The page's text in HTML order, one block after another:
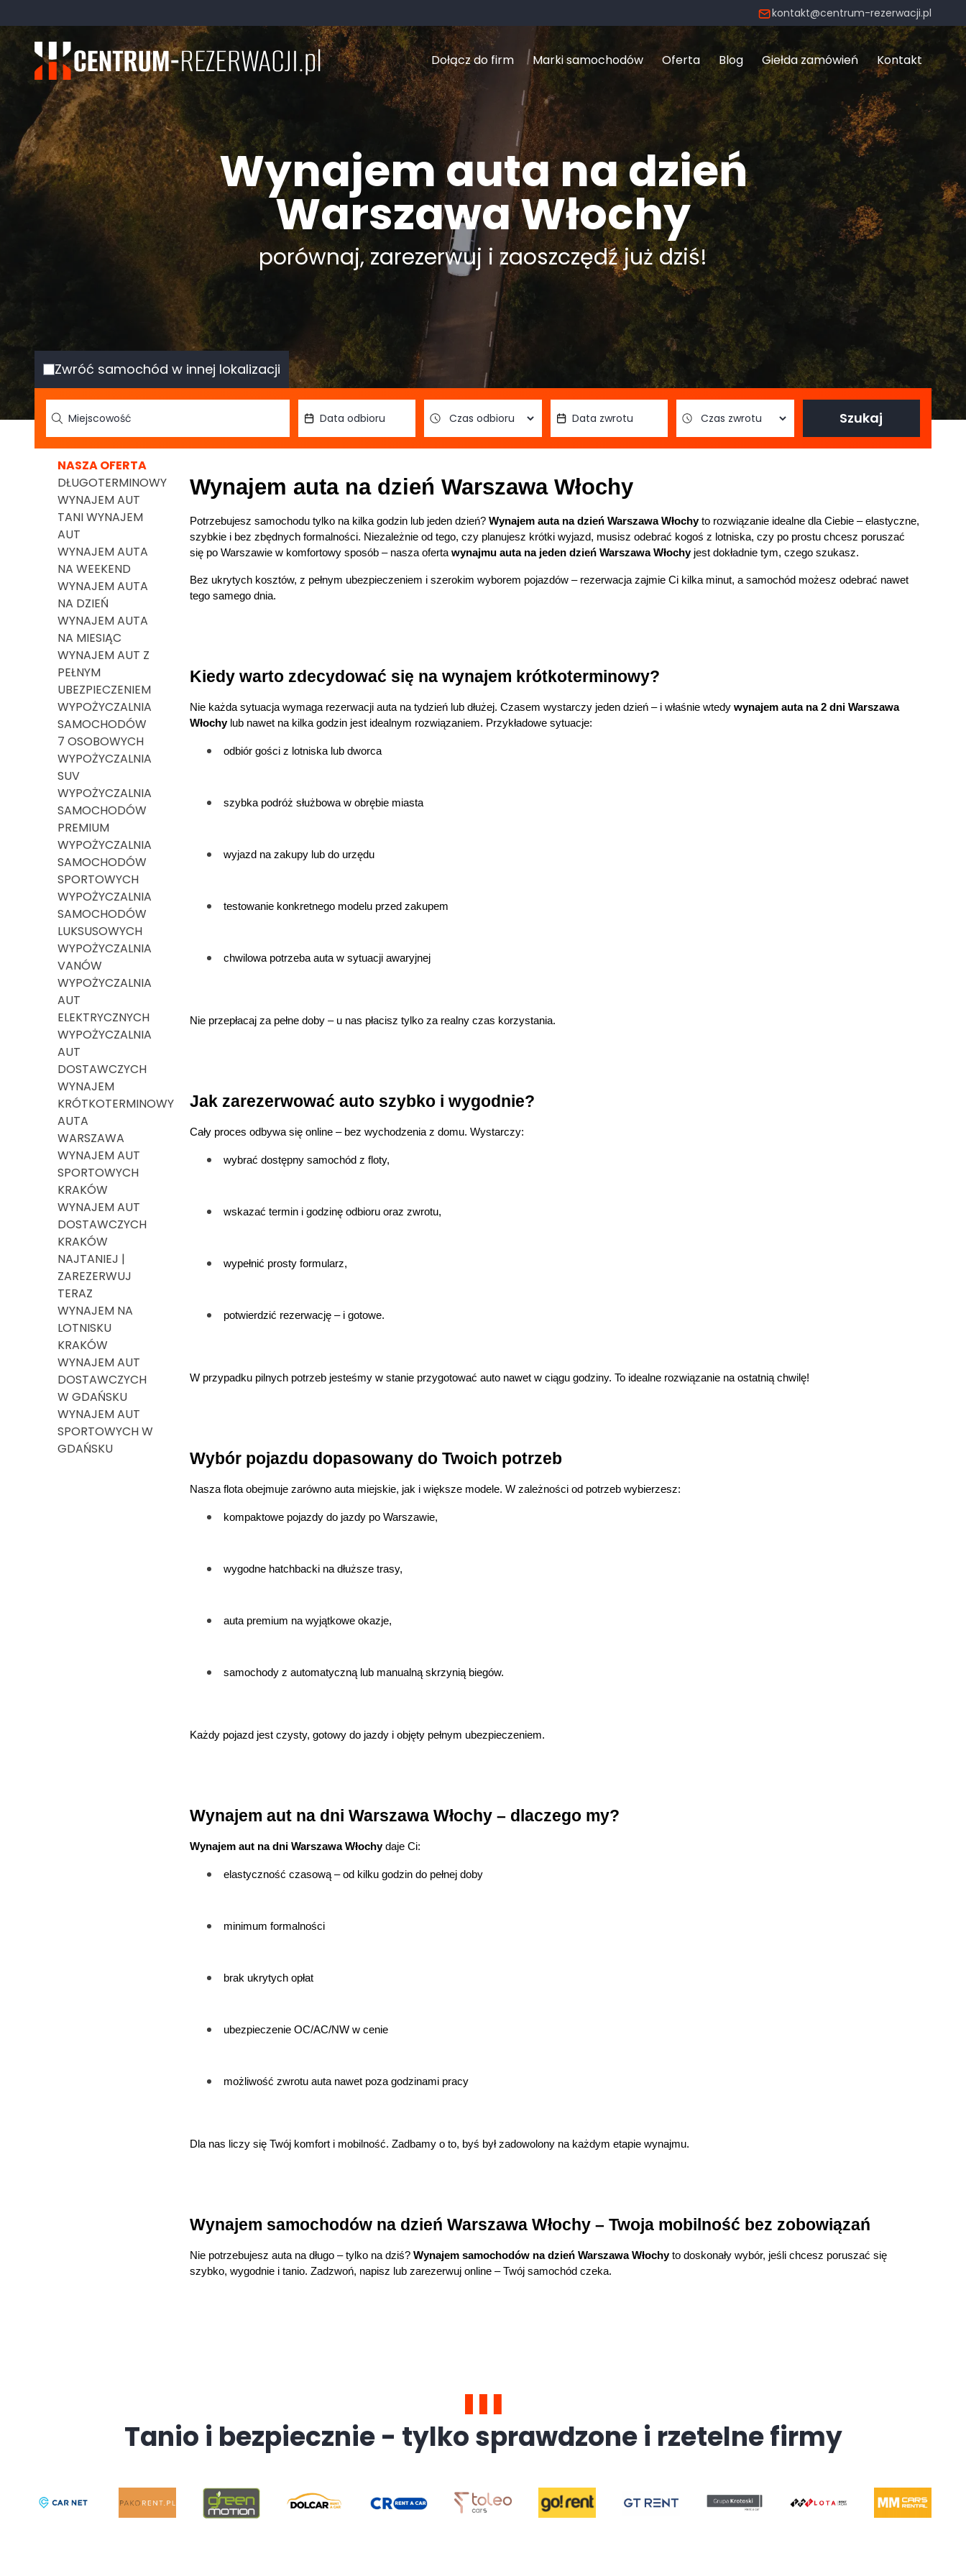
kontakt@centrum-rezerwacji.pl
Dołącz do firm Marki samochodów Oferta Blog Giełda zamówień Kontakt
Wynajem auta na dzień
Warszawa Włochy
porównaj, zarezerwuj i zaoszczędź już dziś!
Zwróć samochód w innej lokalizacji
Szukaj
NASZA OFERTA
DŁUGOTERMINOWY
WYNAJEM AUT
TANI WYNAJEM
AUT
WYNAJEM AUTA
NA WEEKEND
WYNAJEM AUTA
NA DZIEŃ
WYNAJEM AUTA
NA MIESIĄC
WYNAJEM AUT Z
PEŁNYM
UBEZPIECZENIEM
WYPOŻYCZALNIA
SAMOCHODÓW
7 OSOBOWYCH
WYPOŻYCZALNIA
SUV
WYPOŻYCZALNIA
SAMOCHODÓW
PREMIUM
WYPOŻYCZALNIA
SAMOCHODÓW
SPORTOWYCH
WYPOŻYCZALNIA
SAMOCHODÓW
LUKSUSOWYCH
WYPOŻYCZALNIA
VANÓW
WYPOŻYCZALNIA
AUT
ELEKTRYCZNYCH
WYPOŻYCZALNIA
AUT
DOSTAWCZYCH
WYNAJEM
KRÓTKOTERMINOWY
AUTA
WARSZAWA
WYNAJEM AUT
SPORTOWYCH
KRAKÓW
WYNAJEM AUT
DOSTAWCZYCH
KRAKÓW
NAJTANIEJ |
ZAREZERWUJ
TERAZ
WYNAJEM NA
LOTNISKU
KRAKÓW
WYNAJEM AUT
DOSTAWCZYCH
W GDAŃSKU
WYNAJEM AUT
SPORTOWYCH W
GDAŃSKU
Wynajem auta na dzień Warszawa Włochy
Potrzebujesz samochodu tylko na kilka godzin lub jeden dzień? Wynajem auta na dzień Warszawa Włochy to rozwiązanie idealne dla Ciebie – elastyczne,
szybkie i bez zbędnych formalności. Niezależnie od tego, czy planujesz krótki wyjazd, musisz odebrać kogoś z lotniska, czy po prostu chcesz poruszać
się po Warszawie w komfortowy sposób – nasza oferta wynajmu auta na jeden dzień Warszawa Włochy jest dokładnie tym, czego szukasz.
Bez ukrytych kosztów, z pełnym ubezpieczeniem i szerokim wyborem pojazdów – rezerwacja zajmie Ci kilka minut, a samochód możesz odebrać nawet
tego samego dnia.
Kiedy warto zdecydować się na wynajem krótkoterminowy?
Nie każda sytuacja wymaga rezerwacji auta na tydzień lub dłużej. Czasem wystarczy jeden dzień – i właśnie wtedy wynajem auta na 2 dni Warszawa
Włochy lub nawet na kilka godzin jest idealnym rozwiązaniem. Przykładowe sytuacje:
odbiór gości z lotniska lub dworca
szybka podróż służbowa w obrębie miasta
wyjazd na zakupy lub do urzędu
testowanie konkretnego modelu przed zakupem
chwilowa potrzeba auta w sytuacji awaryjnej
Nie przepłacaj za pełne doby – u nas płacisz tylko za realny czas korzystania.
Jak zarezerwować auto szybko i wygodnie?
Cały proces odbywa się online – bez wychodzenia z domu. Wystarczy:
wybrać dostępny samochód z floty,
wskazać termin i godzinę odbioru oraz zwrotu,
wypełnić prosty formularz,
potwierdzić rezerwację – i gotowe.
W przypadku pilnych potrzeb jesteśmy w stanie przygotować auto nawet w ciągu godziny. To idealne rozwiązanie na ostatnią chwilę!
Wybór pojazdu dopasowany do Twoich potrzeb
Nasza flota obejmuje zarówno auta miejskie, jak i większe modele. W zależności od potrzeb wybierzesz:
kompaktowe pojazdy do jazdy po Warszawie,
wygodne hatchbacki na dłuższe trasy,
auta premium na wyjątkowe okazje,
samochody z automatyczną lub manualną skrzynią biegów.
Każdy pojazd jest czysty, gotowy do jazdy i objęty pełnym ubezpieczeniem.
Wynajem aut na dni Warszawa Włochy – dlaczego my?
Wynajem aut na dni Warszawa Włochy daje Ci:
elastyczność czasową – od kilku godzin do pełnej doby
minimum formalności
brak ukrytych opłat
ubezpieczenie OC/AC/NW w cenie
możliwość zwrotu auta nawet poza godzinami pracy
Dla nas liczy się Twój komfort i mobilność. Zadbamy o to, byś był zadowolony na każdym etapie wynajmu.
Wynajem samochodów na dzień Warszawa Włochy – Twoja mobilność bez zobowiązań
Nie potrzebujesz auta na długo – tylko na dziś? Wynajem samochodów na dzień Warszawa Włochy to doskonały wybór, jeśli chcesz poruszać się
szybko, wygodnie i tanio. Zadzwoń, napisz lub zarezerwuj online – Twój samochód czeka.
Tanio i bezpiecznie - tylko sprawdzone i rzetelne firmy